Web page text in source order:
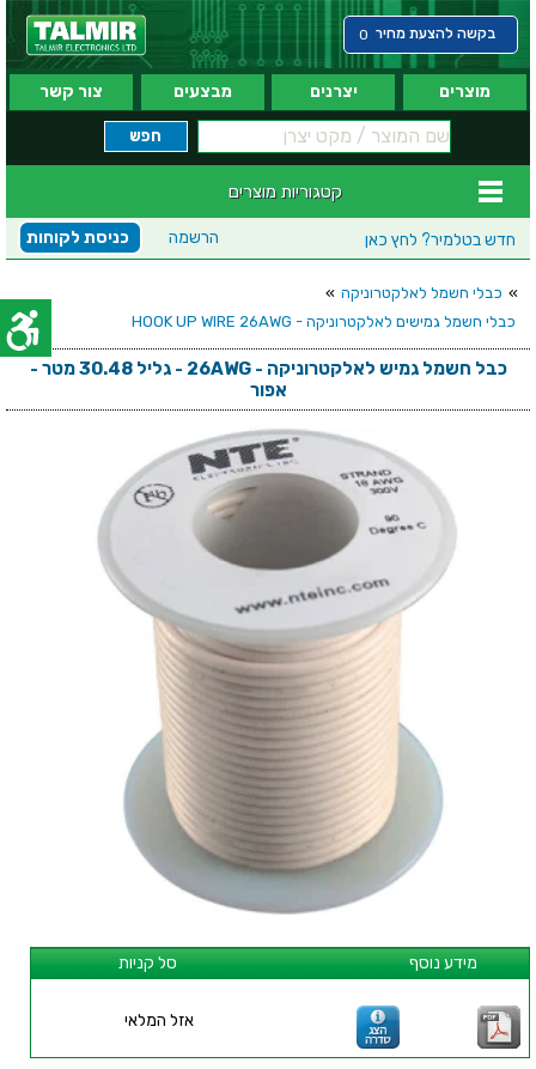
בקשה להצעת מחיר 0
מוצרים יצרנים מבצעים צור קשר
קטגוריות מוצרים
חדש בטלמיר? לחץ כאן כניסת לקוחות הרשמה
» כבלי חשמל לאלקטרוניקה »
כבלי חשמל גמישים לאלקטרוניקה - HOOK UP WIRE 26AWG
כבל חשמל גמיש לאלקטרוניקה - 26AWG - גליל 30.48 מטר -
אפור
סל קניות מידע נוסף
אזל המלאי